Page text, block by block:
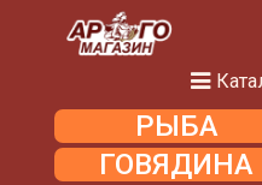
РЫБА
ГОВЯДИНА